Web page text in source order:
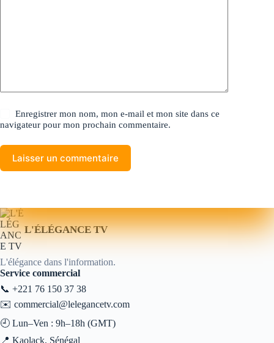
Enregistrer mon nom, mon e-mail et mon site dans ce
navigateur pour mon prochain commentaire.
Laisser un commentaire
L'ÉLÉGANCE TV
L'élégance dans l'information.
Service commercial
📞 +221 76 150 37 38
✉️ commercial@lelegancetv.com
🕘 Lun–Ven : 9h–18h (GMT)
📍 Kaolack, Sénégal